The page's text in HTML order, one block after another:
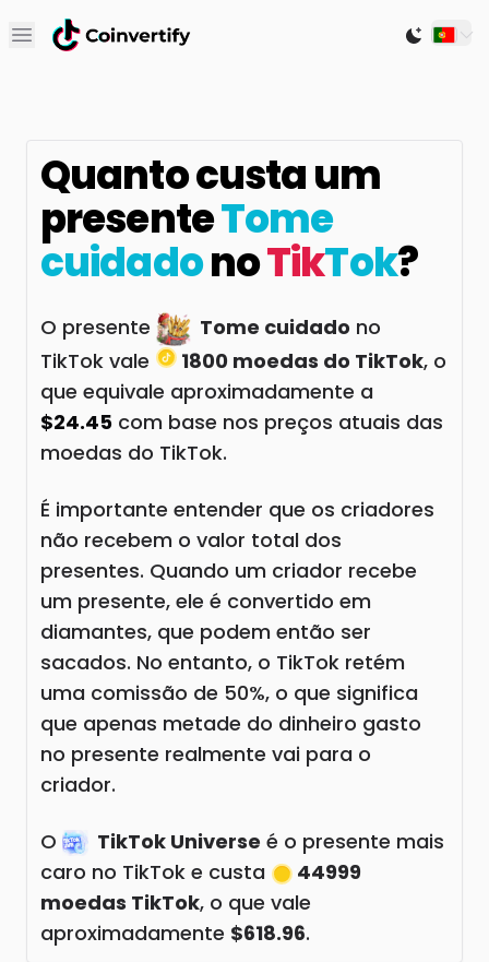
Open main menu Switch
Quanto custa um
presenteTome
cuidadonoTikTok?
O presente Tome cuidado no
TikTok vale
1800 moedas do TikTok, o
que equivale aproximadamente a
$24.45 com base nos preços atuais das
moedas do TikTok.
É importante entender que os criadores
não recebem o valor total dos
presentes. Quando um criador recebe
um presente, ele é convertido em
diamantes, que podem então ser
sacados. No entanto, o TikTok retém
uma comissão de 50%, o que significa
que apenas metade do dinheiro gasto
no presente realmente vai para o
criador.
O TikTok Universe é o presente mais
caro no TikTok e custa
44999
moedas TikTok, o que vale
aproximadamente $618.96.